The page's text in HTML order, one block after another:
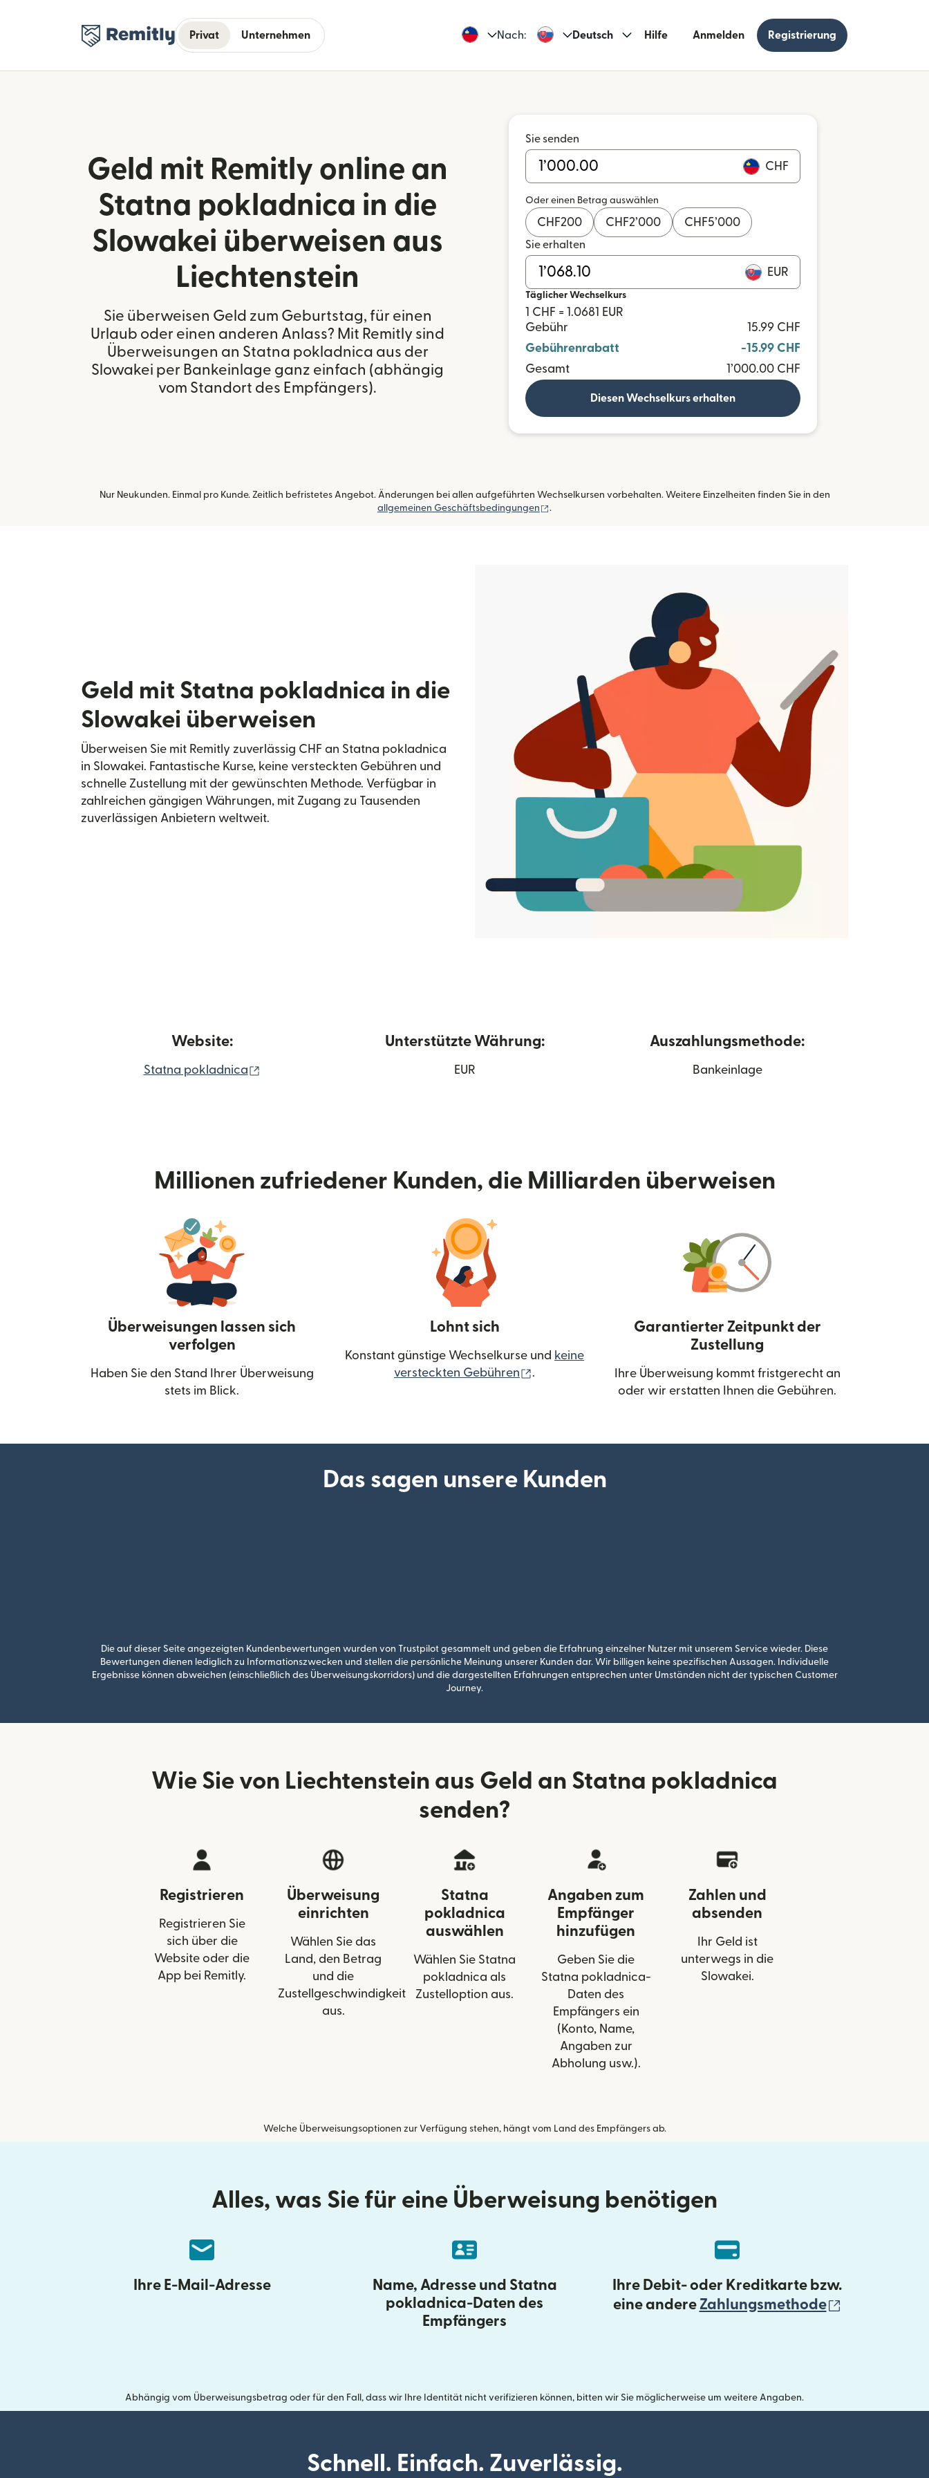
Privat Unternehmen Nach: Deutsch Hilfe Anmelden Registrierung
Geld mit Remitly online an
Statna pokladnica in die
Slowakei überweisen aus
Liechtenstein
Sie überweisen Geld zum Geburtstag, für einen
Urlaub oder einen anderen Anlass? Mit Remitly sind
Überweisungen an Statna pokladnica aus der
Slowakei per Bankeinlage ganz einfach (abhängig
vom Standort des Empfängers).
Sie senden
CHF
Oder einen Betrag auswählen
CHF200 CHF2’000 CHF5’000
Sie erhalten
EUR
Täglicher Wechselkurs
1 CHF = 1.0681 EUR
Gebühr
15.99 CHF
Gebührenrabatt
-15.99 CHF
Gesamt
1’000.00 CHF
Diesen Wechselkurs erhalten
Nur Neukunden. Einmal pro Kunde. Zeitlich befristetes Angebot. Änderungen bei allen aufgeführten Wechselkursen vorbehalten. Weitere Einzelheiten finden Sie in den
allgemeinen Geschäftsbedingungen
(wird in einem neuen Fenster geöffnet)
.
Geld mit Statna pokladnica in die
Slowakei überweisen
Überweisen Sie mit Remitly zuverlässig CHF an Statna pokladnica
in Slowakei. Fantastische Kurse, keine versteckten Gebühren und
schnelle Zustellung mit der gewünschten Methode. Verfügbar in
zahlreichen gängigen Währungen, mit Zugang zu Tausenden
zuverlässigen Anbietern weltweit.
Website:
Statna pokladnica (wird in einem neuen Fenster geöffnet)
Unterstützte Währung:
EUR
Auszahlungsmethode:
Bankeinlage
Millionen zufriedener Kunden, die Milliarden überweisen
Überweisungen lassen sich
verfolgen
Haben Sie den Stand Ihrer Überweisung
stets im Blick.
Lohnt sich
Konstant günstige Wechselkurse und keine
versteckten Gebühren
(wird in einem neuen Fenster geöffnet)
.
Garantierter Zeitpunkt der
Zustellung
Ihre Überweisung kommt fristgerecht an
oder wir erstatten Ihnen die Gebühren.
Das sagen unsere Kunden
Die auf dieser Seite angezeigten Kundenbewertungen wurden von Trustpilot gesammelt und geben die Erfahrung einzelner Nutzer mit unserem Service wieder. Diese
Bewertungen dienen lediglich zu Informationszwecken und stellen die persönliche Meinung unserer Kunden dar. Wir billigen keine spezifischen Aussagen. Individuelle
Ergebnisse können abweichen (einschließlich des Überweisungskorridors) und die dargestellten Erfahrungen entsprechen unter Umständen nicht der typischen Customer
Journey.
Wie Sie von Liechtenstein aus Geld an Statna pokladnica
senden?
Registrieren
Registrieren Sie
sich über die
Website oder die
App bei Remitly.
Überweisung
einrichten
Wählen Sie das
Land, den Betrag
und die
Zustellgeschwindigkeit
aus.
Statna
pokladnica
auswählen
Wählen Sie Statna
pokladnica als
Zustelloption aus.
Angaben zum
Empfänger
hinzufügen
Geben Sie die
Statna pokladnica-
Daten des
Empfängers ein
(Konto, Name,
Angaben zur
Abholung usw.).
Zahlen und
absenden
Ihr Geld ist
unterwegs in die
Slowakei.
Welche Überweisungsoptionen zur Verfügung stehen, hängt vom Land des Empfängers ab.
Alles, was Sie für eine Überweisung benötigen
Ihre E-Mail-Adresse
Name, Adresse und Statna
pokladnica-Daten des
Empfängers
Ihre Debit- oder Kreditkarte bzw.
eine andere Zahlungsmethode
Abhängig vom Überweisungsbetrag oder für den Fall, dass wir Ihre Identität nicht verifizieren können, bitten wir Sie möglicherweise um weitere Angaben.
Schnell. Einfach. Zuverlässig.